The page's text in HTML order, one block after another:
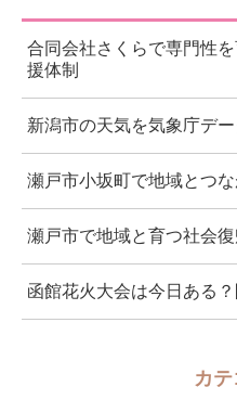
合同会社さくらで専門性
援体制
新潟市の天気を気象庁デ
瀬戸市小坂町で地域とつ
瀬戸市で地域と育つ社会
函館花火大会は今日ある
カ